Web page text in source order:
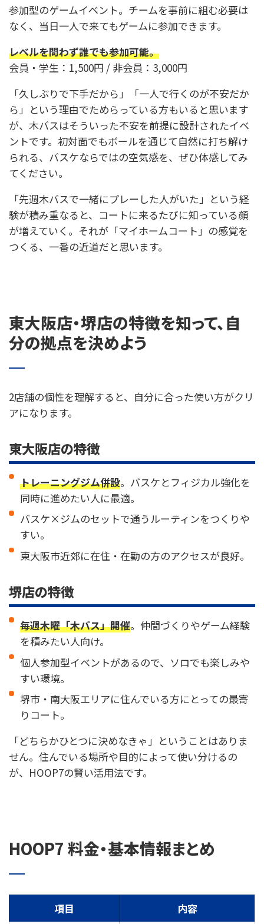
参加型のゲームイベント。チームを事前に組む必要は
なく、当日一人で来てもゲームに参加できます。
レベルを問わず誰でも参加可能。
会員・学生：1,500円 / 非会員：3,000円
「久しぶりで下手だから」「一人で行くのが不安だか
ら」という理由でためらっている方もいると思います
が、木バスはそういった不安を前提に設計されたイベ
ントです。初対面でもボールを通じて自然に打ち解け
られる、バスケならではの空気感を、ぜひ体感してみ
てください。
「先週木バスで一緒にプレーした人がいた」という経
験が積み重なると、コートに来るたびに知っている顔
が増えていく。それが「マイホームコート」の感覚を
つくる、一番の近道だと思います。
東大阪店・堺店の特徴を知って、自
分の拠点を決めよう
2店舗の個性を理解すると、自分に合った使い方がクリ
アになります。
東大阪店の特徴
トレーニングジム併設。バスケとフィジカル強化を
同時に進めたい人に最適。
バスケ×ジムのセットで通うルーティンをつくりや
すい。
東大阪市近郊に在住・在勤の方のアクセスが良好。
堺店の特徴
毎週木曜「木バス」開催。仲間づくりやゲーム経験
を積みたい人向け。
個人参加型イベントがあるので、ソロでも楽しみや
すい環境。
堺市・南大阪エリアに住んでいる方にとっての最寄
りコート。
「どちらかひとつに決めなきゃ」ということはありま
せん。住んでいる場所や目的によって使い分けるの
が、HOOP7の賢い活用法です。
HOOP7 料金・基本情報まとめ
項目 内容